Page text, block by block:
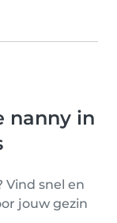
nanny in
Vind snel en
jouw gezin